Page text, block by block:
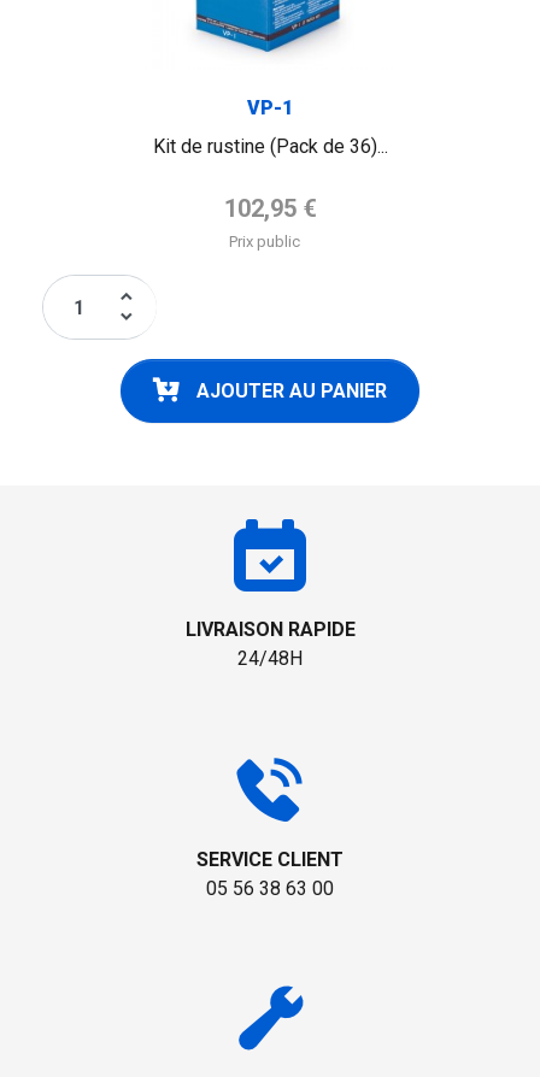
VP-1
Kit de rustine (Pack de 36)...
Prix de base
102,95 €
Prix public
keyboard_arrow_up
keyboard_arrow_down
AJOUTER AU PANIER
LIVRAISON RAPIDE
24/48H
SERVICE CLIENT
05 56 38 63 00